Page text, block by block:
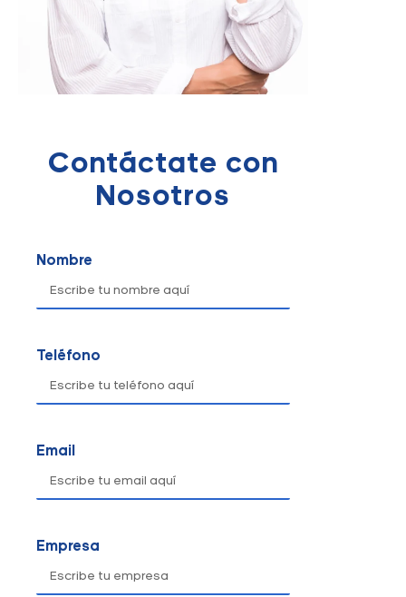
Contáctate con
Nosotros
Nombre
Teléfono
Email
Empresa